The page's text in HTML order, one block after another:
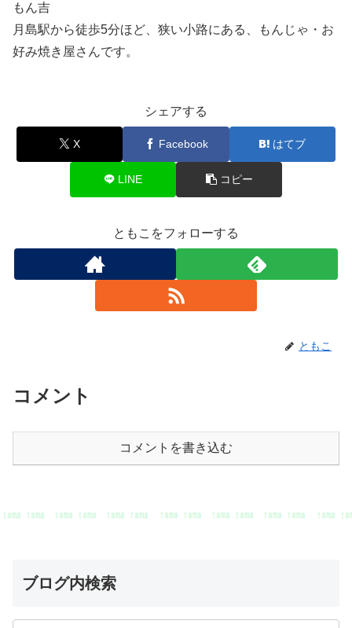
もん吉
月島駅から徒歩5分ほど、狭い小路にある、もんじゃ・お
好み焼き屋さんです。
シェアする
X Facebook はてブ
LINE コピー
ともこをフォローする
ともこ
コメント
コメントを書き込む
ブログ内検索